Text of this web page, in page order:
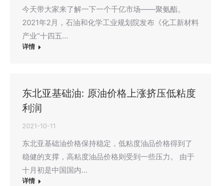
今天带大家来了解一下一个千亿市场——聚氨酯。
2021年2月，石油和化学工业规划院发布《化工新材料
产业“十四五…
详情
东北亚基础油: 原油价格上涨挤压低粘度
利润
2021-10-11
东北亚基础油价格保持稳定，低粘度油品价格得到了
稳健的支撑，高粘度油品价格则受到一些压力。 由于
十月初是中国国内…
详情